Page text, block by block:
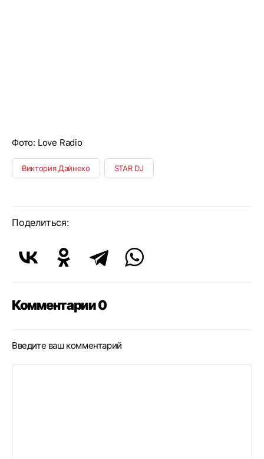
Фото: Love Radio
Виктория Дайнеко STAR DJ
Поделиться:
Комментарии 0
Введите ваш комментарий